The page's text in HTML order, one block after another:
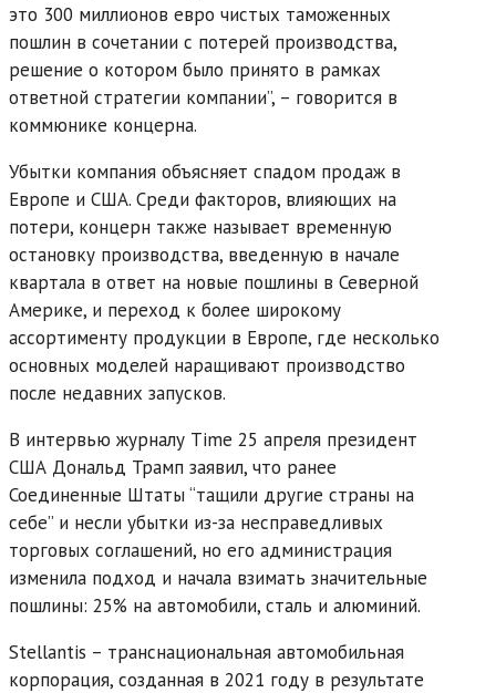
это 300 миллионов евро чистых таможенных
пошлин в сочетании с потерей производства,
решение о котором было принято в рамках
ответной стратегии компании”, – говорится в
коммюнике концерна.
Убытки компания объясняет спадом продаж в
Европе и США. Среди факторов, влияющих на
потери, концерн также называет временную
остановку производства, введенную в начале
квартала в ответ на новые пошлины в Северной
Америке, и переход к более широкому
ассортименту продукции в Европе, где несколько
основных моделей наращивают производство
после недавних запусков.
В интервью журналу Time 25 апреля президент
США Дональд Трамп заявил, что ранее
Соединенные Штаты “тащили другие страны на
себе” и несли убытки из-за несправедливых
торговых соглашений, но его администрация
изменила подход и начала взимать значительные
пошлины: 25% на автомобили, сталь и алюминий.
Stellantis – транснациональная автомобильная
корпорация, созданная в 2021 году в результате